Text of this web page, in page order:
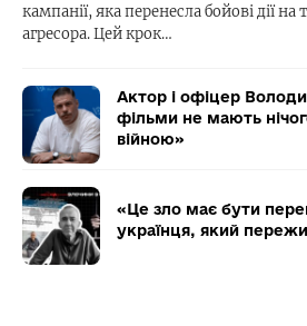
кампанії, яка перенесла бойові дії
агресора. Цей крок…
Актор і офіцер
фільми не мають
війною»
«Це зло має бути
українця, який